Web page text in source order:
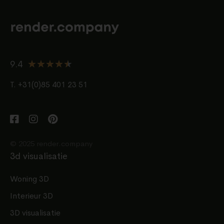
9.4 ★★★★★
T. +31(0)85 401 23 51
3d visualisatie
Woning 3D
Interieur 3D
3D visualisatie